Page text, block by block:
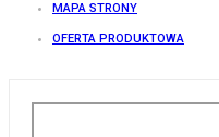
MAPA STRONY
OFERTA PRODUKTOWA